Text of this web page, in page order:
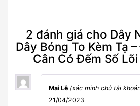
2 đánh giá cho Dây
Dây Bóng To Kèm Tạ
Cân Có Đếm Số
Mai Lê (xác minh chủ tài
21/04/2023